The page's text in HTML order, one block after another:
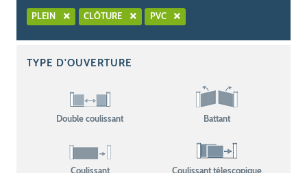
PLEIN CLÔTURE PVC
TYPE D'OUVERTURE
Double coulissant Battant
Coulissant Coulissant télescopique